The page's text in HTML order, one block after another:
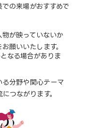
の来場がおすすめで
が映っていないか
願いいたします。
なる場合がありま
分野や関心テーマ
つながります。